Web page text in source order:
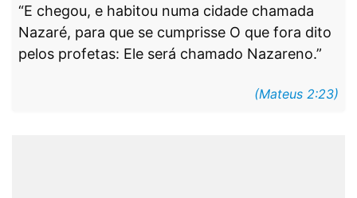
“E chegou, e habitou numa cidade chamada
Nazaré, para que se cumprisse O que fora dito
pelos profetas: Ele será chamado Nazareno.”
(Mateus 2:23)